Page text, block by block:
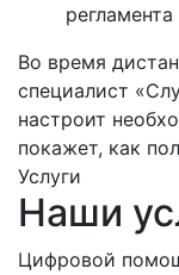
Во время
специалист
настроит
покажет, как
Услуги
Наши
Цифровой